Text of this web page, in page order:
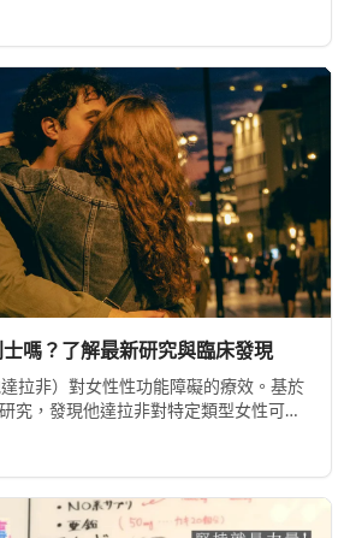
案。
嗎？了解最新研究與臨床發現
拉非）對女性性功能障礙的療效。基於
究，發現他達拉非對特定類型女性可改